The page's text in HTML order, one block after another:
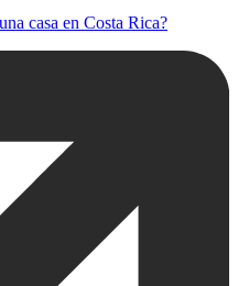
casa en Costa Rica?